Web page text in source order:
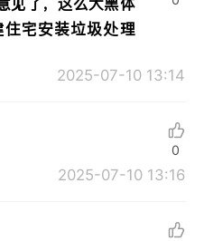
宅安装垃圾处理
2025-07-10 13:14
2025-07-10 13:16
0